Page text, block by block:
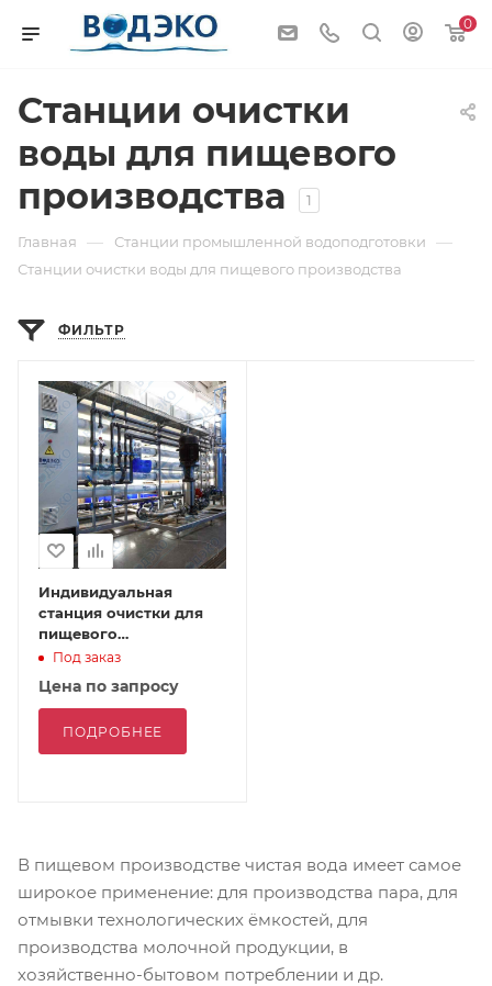
0
Станции очистки
воды для пищевого
производства
1
Главная — Станции промышленной водоподготовки —
Станции очистки воды для пищевого производства
ФИЛЬТР
Индивидуальная
станция очистки для
пищевого
производства
Под заказ
Цена по запросу
ПОДРОБНЕЕ
В пищевом производстве чистая вода имеет самое
широкое применение: для производства пара, для
отмывки технологических ёмкостей, для
производства молочной продукции, в
хозяйственно-бытовом потреблении и др.